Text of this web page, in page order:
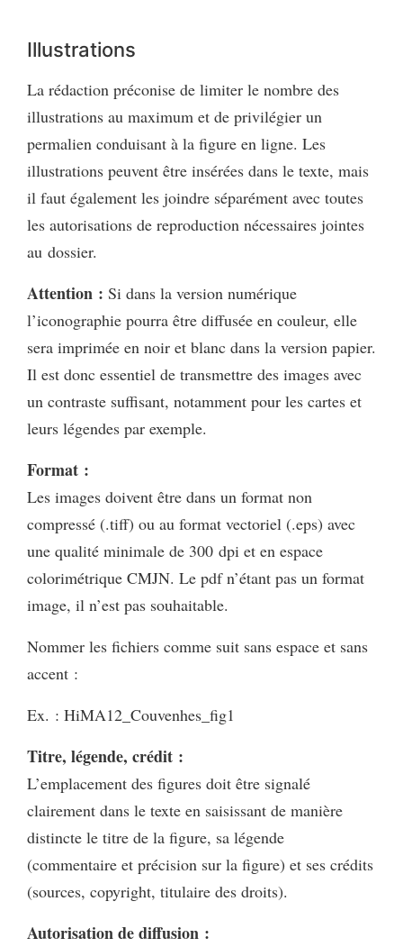
Illustrations
La rédaction préconise de limiter le nombre des
illustrations au maximum et de privilégier un
permalien conduisant à la figure en ligne. Les
illustrations peuvent être insérées dans le texte, mais
il faut également les joindre séparément avec toutes
les autorisations de reproduction nécessaires jointes
au dossier.
Attention : Si dans la version numérique
l’iconographie pourra être diffusée en couleur, elle
sera imprimée en noir et blanc dans la version papier.
Il est donc essentiel de transmettre des images avec
un contraste suffisant, notamment pour les cartes et
leurs légendes par exemple.
Format :
Les images doivent être dans un format non
compressé (.tiff) ou au format vectoriel (.eps) avec
une qualité minimale de 300 dpi et en espace
colorimétrique CMJN. Le pdf n’étant pas un format
image, il n’est pas souhaitable.
Nommer les fichiers comme suit sans espace et sans
accent :
Ex. : HiMA12_Couvenhes_fig1
Titre, légende, crédit :
L’emplacement des figures doit être signalé
clairement dans le texte en saisissant de manière
distincte le titre de la figure, sa légende
(commentaire et précision sur la figure) et ses crédits
(sources, copyright, titulaire des droits).
Autorisation de diffusion :